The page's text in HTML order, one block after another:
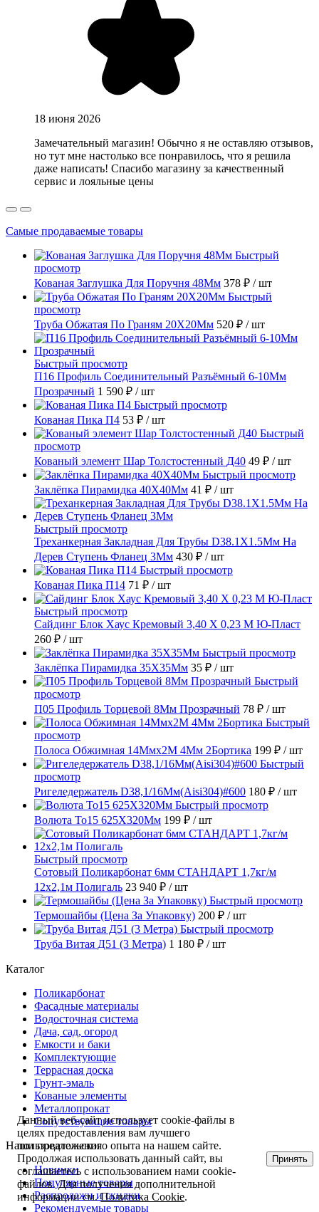
18 июня 2026
Замечательный магазин! Обычно я не оставляю отзывов,
но тут мне настолько все понравилось, что я решила
даже написать! Спасибо магазину за качественный
сервис и лояльные цены
Самые продаваемые товары
Быстрый
просмотр
Кованая Заглушка Для Поручня 48Мм 378 ₽ / шт
Быстрый
просмотр
Труба Обжатая По Граням 20X20Мм 520 ₽ / шт
Быстрый просмотр
П16 Профиль Соединительный Разъёмный 6-10Мм
Прозрачный 1 590 ₽ / шт
Быстрый просмотр
Кованая Пика П4 53 ₽ / шт
Быстрый
просмотр
Кованый элемент Шар Толстостенный Д40 49 ₽ / шт
Быстрый просмотр
Заклёпка Пирамидка 40X40Мм 41 ₽ / шт
Быстрый просмотр
Треханкерная Закладная Для Трубы D38.1Х1.5Мм На
Дерев Ступень Фланец 3Мм 430 ₽ / шт
Быстрый просмотр
Кованая Пика П14 71 ₽ / шт
Быстрый просмотр
Сайдинг Блок Хаус Кремовый 3,40 Х 0,23 М Ю-Пласт
260 ₽ / шт
Быстрый просмотр
Заклёпка Пирамидка 35X35Мм 35 ₽ / шт
Быстрый
просмотр
П05 Профиль Торцевой 8Мм Прозрачный 78 ₽ / шт
Быстрый
просмотр
Полоса Обжимная 14Ммх2М 4Мм 2Бортика 199 ₽ / шт
Быстрый
просмотр
Ригеледержатель D38,1/16Мм(Aisi304)#600 180 ₽ / шт
Быстрый просмотр
Волюта То15 625X320Мм 199 ₽ / шт
Быстрый просмотр
Сотовый Поликарбонат 6мм СТАНДАРТ 1,7кг/м
12х2,1м Полигаль 23 940 ₽ / шт
Быстрый просмотр
Термошайбы (Цена За Упаковку) 200 ₽ / шт
Быстрый просмотр
Труба Витая Д51 (3 Метра) 1 180 ₽ / шт
Каталог
Поликарбонат
Фасадные материалы
Водосточная система
Дача, сад, огород
Емкости и баки
Комплектующие
Террасная доска
Грунт-эмаль
Кованые элементы
Металлопрокат
Сопутствующие товары
Наши предложения
Новинки
Популярные товары
Распродажи и скидки
Рекомендуемые товары
Данный веб-сайт использует cookie-файлы в
целях предоставления вам лучшего
пользовательского опыта на нашем сайте.
Продолжая использовать данный сайт, вы
соглашаетесь с использованием нами cookie-
файлов. Для получения дополнительной
информации см.Политика Cookie.
Принять